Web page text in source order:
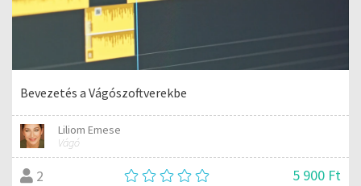
Bevezetés a Vágószoftverekbe
Liliom Emese
Vágó
2 5 900 Ft